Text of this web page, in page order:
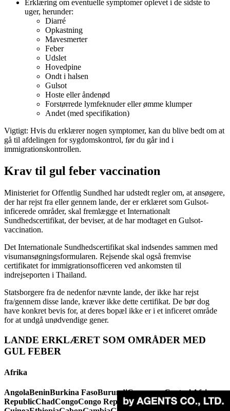
Erklæring om eventuelle symptomer oplevet i de sidste to
uger, herunder:
Diarré
Opkastning
Mavesmerter
Feber
Udslet
Hovedpine
Ondt i halsen
Gulsot
Hoste eller åndenød
Forstørrede lymfeknuder eller ømme klumper
Andet (med specifikation)
Vigtigt: Hvis du erklærer nogen symptomer, kan du blive bedt om at
gå til afdelingen for sygdomskontrol, før du går ind i
immigrationskontrollen.
Krav til gul feber vaccination
Ministeriet for Offentlig Sundhed har udstedt regler om, at ansøgere,
der har rejst fra eller gennem lande, der er erklæret som Gulsot-
inficerede områder, skal fremlægge et Internationalt
Sundhedscertifikat, der beviser, at de har modtaget en Gulsot-
vaccination.
Det Internationale Sundhedscertifikat skal indsendes sammen med
visumansøgningsformularen. Rejsende skal også fremvise
certifikatet for immigrationsofficeren ved ankomsten til
indrejseporten i Thailand.
Statsborgere fra de nedenfor nævnte lande, der ikke har rejst
fra/gennem disse lande, kræver ikke dette certifikat. De bør dog
have konkret bevis for, at deres bopæl ikke er i et inficeret område
for at undgå unødvendige gener.
LANDE ERKLÆRET SOM OMRÅDER MED
GUL FEBER
Afrika
AngolaBeninBurkina FasoBurundiCameroonCentral African
RepublicChadCongoCongo Republic Cote d'IvoireEquatorial